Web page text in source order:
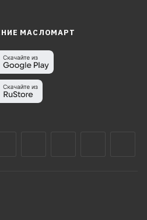
МАСЛОМАРТ